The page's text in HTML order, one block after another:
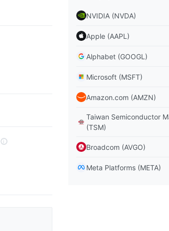
i
NVIDIA (NVDA)
Apple (AAPL)
Alphabet (GOOGL)
Microsoft (MSFT)
Amazon.com (AMZN)
Taiwan Semiconductor
(TSM)
Broadcom (AVGO)
Meta Platforms (META)